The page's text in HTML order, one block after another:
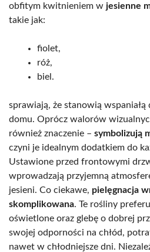
obfitym kwitnieniem w jesienne
takie jak:
fiolet,
róż,
biel.
sprawiają, że stanowią
domu. Oprócz walorów
również znaczenie – symbolizują
czyni je idealnym dodatkiem do
Ustawione przed frontowymi
wprowadzają przyjemną
jesieni. Co ciekawe, pielęgnacja
skomplikowana. Te rośliny
oświetlone oraz glebę o dobrej
swojej odporności na chłód,
nawet w chłodniejsze dni.